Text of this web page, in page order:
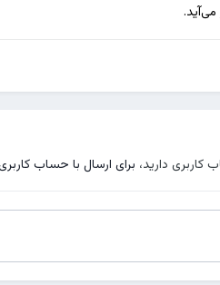
می‌آید.
کاربری دارید، برای ارسال با حساب